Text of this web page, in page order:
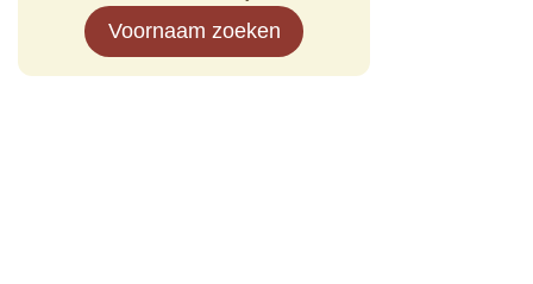
Voornaam zoeken